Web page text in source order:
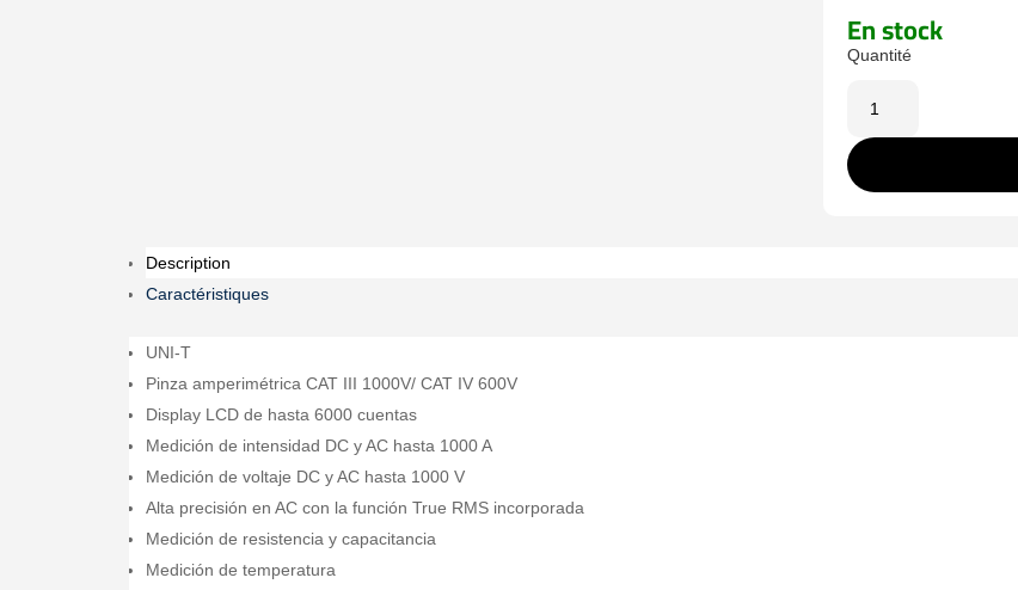
En stock
UT208B
Description
Caractéristiques
UNI-T
Pinza amperimétrica CAT III 1000V/ CAT IV 600V
Display LCD de hasta 6000 cuentas
Medición de intensidad DC y AC hasta 1000 A
Medición de voltaje DC y AC hasta 1000 V
Alta precisión en AC con la función True RMS incorporada
Medición de resistencia y capacitancia
Medición de temperatura